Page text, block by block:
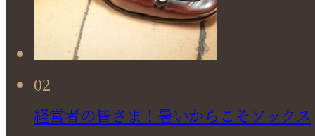
02
経営者の皆さま！暑いからこそソックス